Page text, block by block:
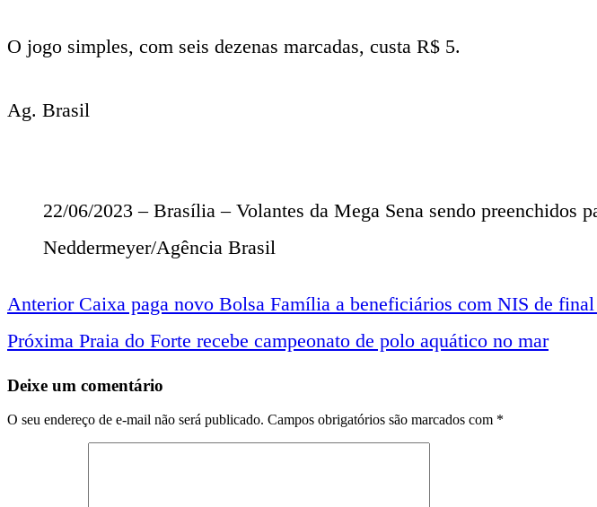
O jogo simples, com seis dezenas marcadas, custa R$ 5.
Ag. Brasil
22/06/2023 – Brasília – Volantes da Mega Sena sendo preenchidos
Neddermeyer/Agência Brasil
Navegação
notícias
AnteriorCaixa paga novo Bolsa Família a beneficiários com NIS de
Próxima Praia do Forte recebe campeonato de polo aquático no mar
Deixe um comentário
O seu endereço de e-mail não será publicado. Campos obrigatórios são marcados com *